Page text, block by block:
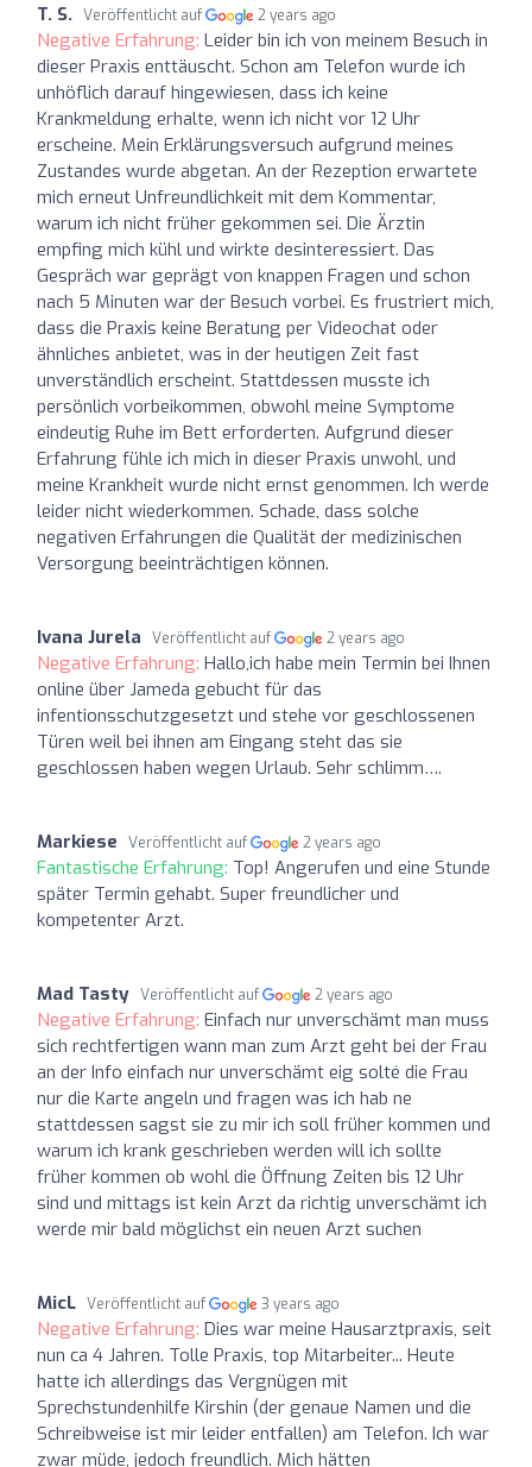
T. S. Veröffentlicht auf 2 years ago
Negative Erfahrung: Leider bin ich von meinem Besuch in
dieser Praxis enttäuscht. Schon am Telefon wurde ich
unhöflich darauf hingewiesen, dass ich keine
Krankmeldung erhalte, wenn ich nicht vor 12 Uhr
erscheine. Mein Erklärungsversuch aufgrund meines
Zustandes wurde abgetan. An der Rezeption erwartete
mich erneut Unfreundlichkeit mit dem Kommentar,
warum ich nicht früher gekommen sei. Die Ärztin
empfing mich kühl und wirkte desinteressiert. Das
Gespräch war geprägt von knappen Fragen und schon
nach 5 Minuten war der Besuch vorbei. Es frustriert mich,
dass die Praxis keine Beratung per Videochat oder
ähnliches anbietet, was in der heutigen Zeit fast
unverständlich erscheint. Stattdessen musste ich
persönlich vorbeikommen, obwohl meine Symptome
eindeutig Ruhe im Bett erforderten. Aufgrund dieser
Erfahrung fühle ich mich in dieser Praxis unwohl, und
meine Krankheit wurde nicht ernst genommen. Ich werde
leider nicht wiederkommen. Schade, dass solche
negativen Erfahrungen die Qualität der medizinischen
Versorgung beeinträchtigen können.
Ivana Jurela Veröffentlicht auf 2 years ago
Negative Erfahrung: Hallo,ich habe mein Termin bei Ihnen
online über Jameda gebucht für das
infentionsschutzgesetzt und stehe vor geschlossenen
Türen weil bei ihnen am Eingang steht das sie
geschlossen haben wegen Urlaub. Sehr schlimm….
Markiese Veröffentlicht auf 2 years ago
Fantastische Erfahrung: Top! Angerufen und eine Stunde
später Termin gehabt. Super freundlicher und
kompetenter Arzt.
Mad Tasty Veröffentlicht auf 2 years ago
Negative Erfahrung: Einfach nur unverschämt man muss
sich rechtfertigen wann man zum Arzt geht bei der Frau
an der Info einfach nur unverschämt eig solté die Frau
nur die Karte angeln und fragen was ich hab ne
stattdessen sagst sie zu mir ich soll früher kommen und
warum ich krank geschrieben werden will ich sollte
früher kommen ob wohl die Öffnung Zeiten bis 12 Uhr
sind und mittags ist kein Arzt da richtig unverschämt ich
werde mir bald möglichst ein neuen Arzt suchen
MicL Veröffentlicht auf 3 years ago
Negative Erfahrung: Dies war meine Hausarztpraxis, seit
nun ca 4 Jahren. Tolle Praxis, top Mitarbeiter... Heute
hatte ich allerdings das Vergnügen mit
Sprechstundenhilfe Kirshin (der genaue Namen und die
Schreibweise ist mir leider entfallen) am Telefon. Ich war
zwar müde, jedoch freundlich. Mich hätten